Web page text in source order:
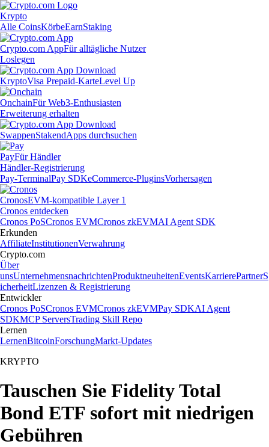
Krypto
Alle CoinsKörbeEarnStaking
Crypto.com AppFür alltägliche Nutzer
Loslegen
KryptoVisa Prepaid-KarteLevel Up
OnchainFür Web3-Enthusiasten
Erweiterung erhalten
SwappenStakendApps durchsuchen
PayFür Händler
Händler-Registrierung
Pay-TerminalPay SDKeCommerce-PluginsVorhersagen
CronosEVM-kompatible Layer 1
Cronos entdecken
Cronos PoSCronos EVMCronos zkEVMAI Agent SDK
Erkunden
AffiliateInstitutionenVerwahrung
Crypto.com
Über
unsUnternehmensnachrichtenProduktneuheitenEventsKarrierePartnerS
icherheitLizenzen & Registrierung
Entwickler
Cronos PoSCronos EVMCronos zkEVMPay SDKAI Agent
SDKMCP ServersTrading Skill Repo
Lernen
LernenBitcoinForschungMarkt-Updates
KRYPTO
Tauschen Sie Fidelity Total
Bond ETF sofort mit niedrigen
Gebühren